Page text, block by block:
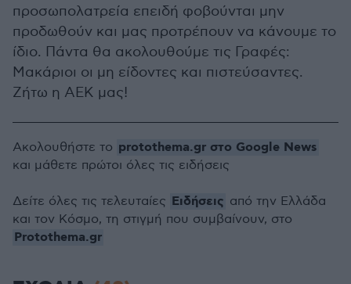
προσωπολατρεία επειδή φοβούνται μην
προδωθούν και μας προτρέπουν να κάνουμε το
ίδιο. Πάντα θα ακολουθούμε τις Γραφές:
Μακάριοι οι μη είδοντες και πιστεύσαντες.
Ζήτω η ΑΕΚ μας!
Ακολουθήστε το protothema.gr στο Google News
και μάθετε πρώτοι όλες τις ειδήσεις
Δείτε όλες τις τελευταίες Ειδήσεις από την Ελλάδα
και τον Κόσμο, τη στιγμή που συμβαίνουν, στο
Protothema.gr